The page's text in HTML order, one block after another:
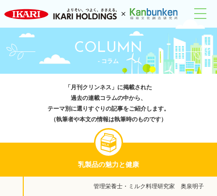
COLUMN
- コラム
「月刊クリンネス」に掲載された
過去の連載コラムの中から、
テーマ別に選りすぐりの記事をご紹介します。
（執筆者や本文の情報は執筆時のものです）
乳製品の魅力と健康
管理栄養士・ミルク料理研究家 奥泉明子